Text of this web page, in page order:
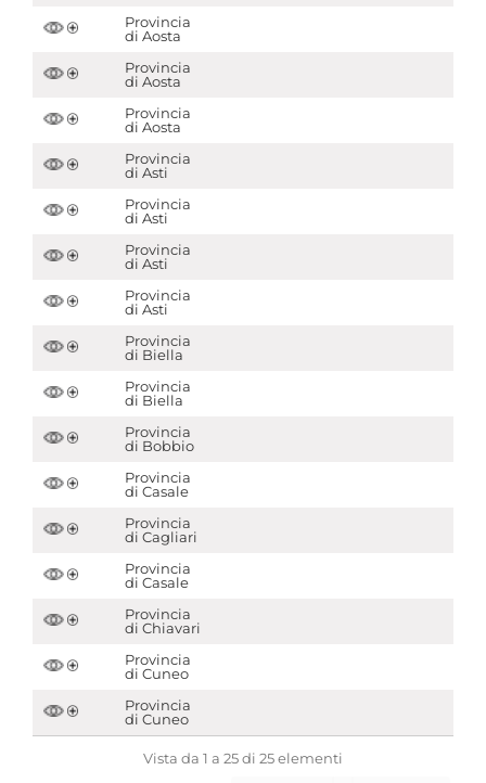
Provincia
di Aosta
Provincia
di Aosta
Provincia
di Aosta
Provincia
di Asti
Provincia
di Asti
Provincia
di Asti
Provincia
di Asti
Provincia
di Biella
Provincia
di Biella
Provincia
di Bobbio
Provincia
di Casale
Provincia
di Cagliari
Provincia
di Casale
Provincia
di Chiavari
Provincia
di Cuneo
Provincia
di Cuneo
Vista da 1 a 25 di 25 elementi